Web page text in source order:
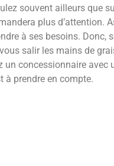
souvent ailleurs que
plus d’attention.
à ses besoins. Donc,
salir les mains de
un concessionnaire avec
à prendre en compte.